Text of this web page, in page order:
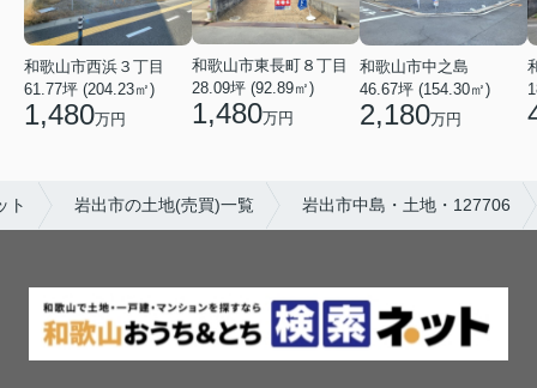
和歌山市西浜３丁目
61.77坪 (204.23㎡)
1,480万円
和歌山市東長町８丁目
28.09坪 (92.89㎡)
1,480万円
和歌山市中之島
46.67坪 (154.30㎡)
2,180万円
ト 岩出市の土地(売買)一覧 岩出市中島・土地・127706